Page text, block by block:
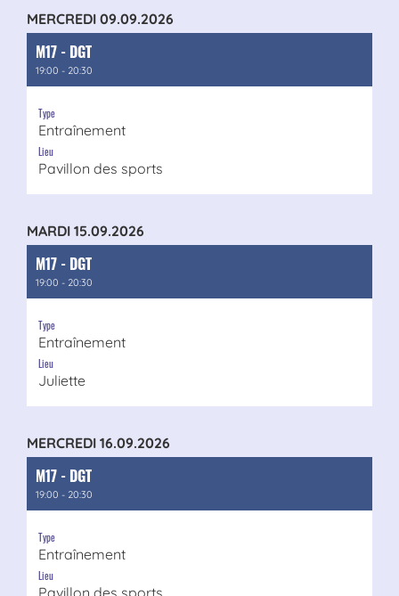
MERCREDI 09.09.2026
M17 - DGT
19:00 - 20:30
Type
Entraînement
Lieu
Pavillon des sports
MARDI 15.09.2026
M17 - DGT
19:00 - 20:30
Type
Entraînement
Lieu
Juliette
MERCREDI 16.09.2026
M17 - DGT
19:00 - 20:30
Type
Entraînement
Lieu
Pavillon des sports